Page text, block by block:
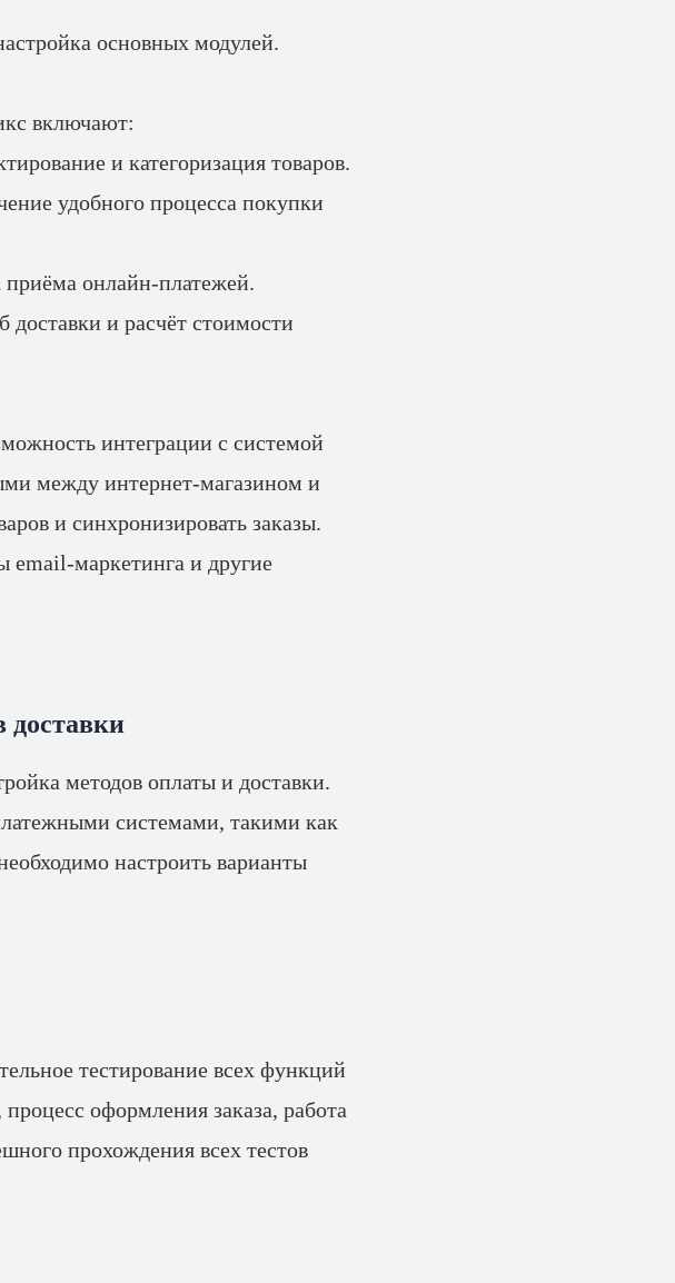
основных модулей.
включают:
и категоризация товаров.
удобного процесса покупки
онлайн-платежей.
и расчёт стоимости
интеграции с системой
между интернет-магазином и
и синхронизировать заказы.
маркетинга и другие
доставки
методов оплаты и доставки.
системами, такими как
настроить варианты
тестирование всех функций
оформления заказа, работа
прохождения всех тестов